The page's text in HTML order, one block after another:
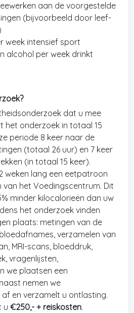
aan de voorgestelde
(bijvoorbeeld door leef-
week intensief sport
alcohol per week drinkt
dat u mee
het onderzoek in totaal 15
periode 8 keer naar de
(totaal 26 uur) en 7 keer
(in totaal 15 keer).
weken lang een eetpatroon
van het Voedingscentrum. Dit
minder kilocalorieën dan uw
het onderzoek vinden
plaats: metingen van de
verzamelen van
MRI-scans, bloeddruk,
vragenlijsten,
we plaatsen een
nemen we
en verzamelt u ontlasting.
u €250,- + reiskosten.